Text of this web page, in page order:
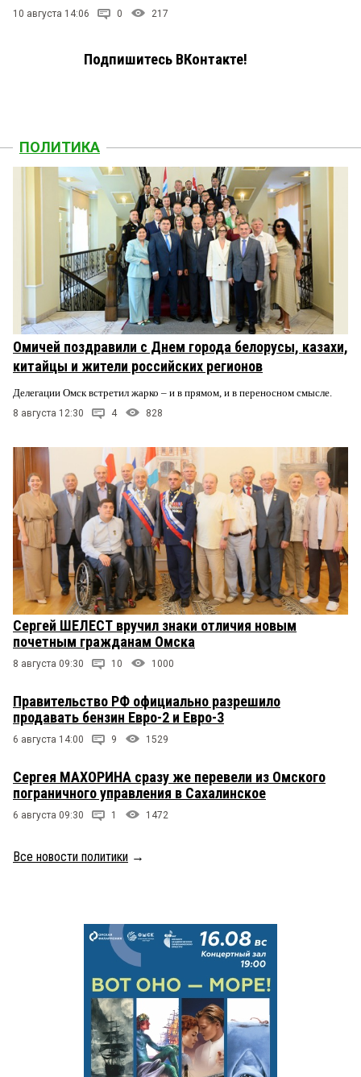
10 августа 14:06 0 217
Подпишитесь ВКонтакте!
ПОЛИТИКА
Омичей поздравили с Днем города белорусы, казахи,
китайцы и жители российских регионов
Делегации Омск встретил жарко – и в прямом, и в переносном смысле.
8 августа 12:30 4 828
Сергей ШЕЛЕСТ вручил знаки отличия новым
почетным гражданам Омска
8 августа 09:30 10 1000
Правительство РФ официально разрешило
продавать бензин Евро-2 и Евро-3
6 августа 14:00 9 1529
Сергея МАХОРИНА сразу же перевели из Омского
пограничного управления в Сахалинское
6 августа 09:30 1 1472
Все новости политики →